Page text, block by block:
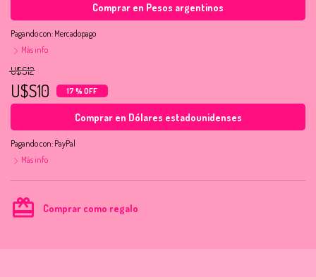
Comprar en Pesos argentinos
Pagando con: Mercadopago
Más info
U$S12
U$S10 17 % OFF
Comprar en Dólares estadounidenses
Pagando con: PayPal
Más info
card_giftcard Comprar como regalo